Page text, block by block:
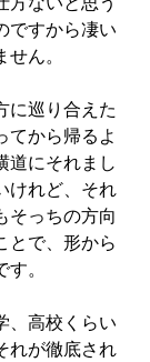
ですから凄い
ん。
に巡り合えた
てから帰るよ
道にそれまし
けれど、それ
そっちの方向
とで、形から
。
、高校くらい
れが徹底され